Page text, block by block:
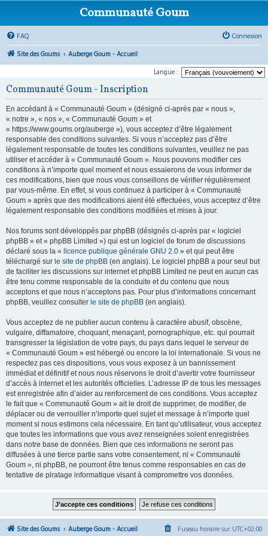
Communauté Goum
FAQ
Connexion
Site des Goums
Auberge Goum - Accueil
Langue :
Communauté Goum - Inscription
En accédant à « Communauté Goum » (désigné ci-après par « nous »,
« notre », « nos », « Communauté Goum » et
« https://www.goums.org/auberge »), vous acceptez d’être légalement
responsable des conditions suivantes. Si vous n’acceptez pas d’être
légalement responsable de toutes les conditions suivantes, veuillez ne pas
utiliser et accéder à « Communauté Goum ». Nous pouvons modifier ces
conditions à n’importe quel moment et nous essaierons de vous informer de
ces modifications, bien que nous vous conseillons de vérifier régulièrement
par vous-même. En effet, si vous continuez à participer à « Communauté
Goum » après que des modifications aient été effectuées, vous acceptez d’être
légalement responsable des conditions modifiées et mises à jour.
Nos forums sont développés par phpBB (désignés ci-après par « logiciel
phpBB » et « phpBB Limited ») qui est un logiciel de forum de discussions
déclaré sous la « licence publique générale GNU 2.0 » et qui peut être
téléchargé sur le site de phpBB (en anglais). Le logiciel phpBB a pour seul but
de faciliter les discussions sur internet et phpBB Limited ne peut en aucun cas
être tenu comme responsable de la conduite et du contenu que nous
acceptons et que nous n’acceptons pas. Pour plus d’informations concernant
phpBB, veuillez consulter le site de phpBB (en anglais).
Vous acceptez de ne publier aucun contenu à caractère abusif, obscène,
vulgaire, diffamatoire, choquant, menaçant, pornographique, etc. qui pourrait
transgresser la législation de votre pays, du pays dans lequel le serveur de
« Communauté Goum » est hébergé ou encore la loi internationale. Si vous ne
respectez pas ces dispositions, vous vous exposez à un bannissement
immédiat et définitif et nous nous réservons le droit d’avertir votre fournisseur
d’accès à internet et les autorités officielles. L’adresse IP de tous les messages
est enregistrée afin d’aider au renforcement de ces conditions. Vous acceptez
le fait que « Communauté Goum » ait le droit de supprimer, de modifier, de
déplacer ou de verrouiller n’importe quel sujet et message à n’importe quel
moment si nous estimons cela nécessaire. En tant qu’utilisateur, vous acceptez
que toutes les informations que vous avez renseignées soient enregistrées
dans notre base de données. Bien que ces informations ne seront pas
diffusées à une tierce partie sans votre consentement, ni « Communauté
Goum », ni phpBB, ne pourront être tenus comme responsables en cas de
tentative de piratage informatique visant à compromettre vos données.
Site des Goums Auberge Goum - Accueil Fuseau horaire sur UTC+02:00